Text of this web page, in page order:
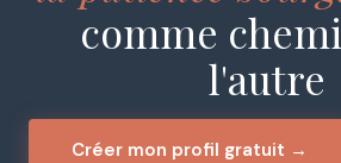
comme
l'autre
Créer mon profil gratuit →